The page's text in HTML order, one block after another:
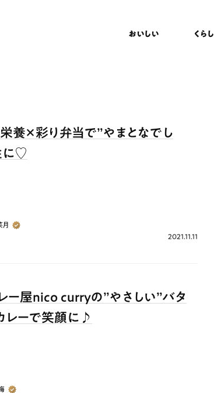
おいしい くらし
養×彩り弁当で”やまとなでし
に♡
月
2021.11.11
ー屋nico curryの”やさしい”バタ
レーで笑顔に♪